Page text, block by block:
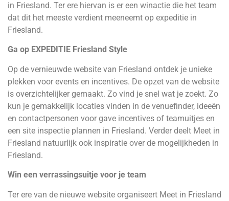
in Friesland. Ter ere hiervan is er een winactie die het team
dat dit het meeste verdient meeneemt op expeditie in
Friesland.
Ga op EXPEDITIE Friesland Style
Op de vernieuwde website van Friesland ontdek je unieke
plekken voor events en incentives. De opzet van de website
is overzichtelijker gemaakt. Zo vind je snel wat je zoekt. Zo
kun je gemakkelijk locaties vinden in de venuefinder, ideeën
en contactpersonen voor gave incentives of teamuitjes en
een site inspectie plannen in Friesland. Verder deelt Meet in
Friesland natuurlijk ook inspiratie over de mogelijkheden in
Friesland.
Win een verrassingsuitje voor je team
Ter ere van de nieuwe website organiseert Meet in Friesland